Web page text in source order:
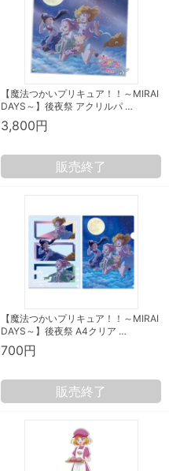
【魔法つかいプリキュア！！～MIRAI
DAYS～】後夜祭 アクリルパ …
3,800円
販売終了
【魔法つかいプリキュア！！～MIRAI
DAYS～】後夜祭 A4クリア …
700円
販売終了